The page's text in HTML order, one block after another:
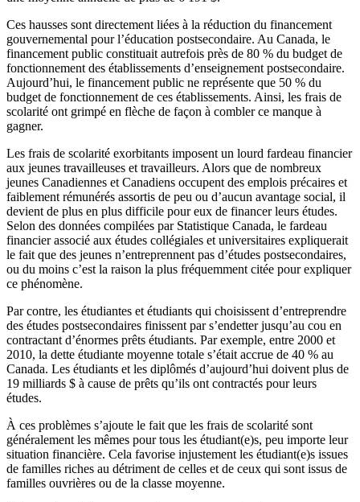
Ces hausses sont directement liées à la réduction du financement
gouvernemental pour l’éducation postsecondaire. Au Canada, le
financement public constituait autrefois près de 80 % du budget de
fonctionnement des établissements d’enseignement postsecondaire.
Aujourd’hui, le financement public ne représente que 50 % du
budget de fonctionnement de ces établissements. Ainsi, les frais de
scolarité ont grimpé en flèche de façon à combler ce manque à
gagner.
Les frais de scolarité exorbitants imposent un lourd fardeau financier
aux jeunes travailleuses et travailleurs. Alors que de nombreux
jeunes Canadiennes et Canadiens occupent des emplois précaires et
faiblement rémunérés assortis de peu ou d’aucun avantage social, il
devient de plus en plus difficile pour eux de financer leurs études.
Selon des données compilées par Statistique Canada, le fardeau
financier associé aux études collégiales et universitaires expliquerait
le fait que des jeunes n’entreprennent pas d’études postsecondaires,
ou du moins c’est la raison la plus fréquemment citée pour expliquer
ce phénomène.
Par contre, les étudiantes et étudiants qui choisissent d’entreprendre
des études postsecondaires finissent par s’endetter jusqu’au cou en
contractant d’énormes prêts étudiants. Par exemple, entre 2000 et
2010, la dette étudiante moyenne totale s’était accrue de 40 % au
Canada. Les étudiants et les diplômés d’aujourd’hui doivent plus de
19 milliards $ à cause de prêts qu’ils ont contractés pour leurs
études.
À ces problèmes s’ajoute le fait que les frais de scolarité sont
généralement les mêmes pour tous les étudiant(e)s, peu importe leur
situation financière. Cela favorise injustement les étudiant(e)s issues
de familles riches au détriment de celles et de ceux qui sont issus de
familles ouvrières ou de la classe moyenne.